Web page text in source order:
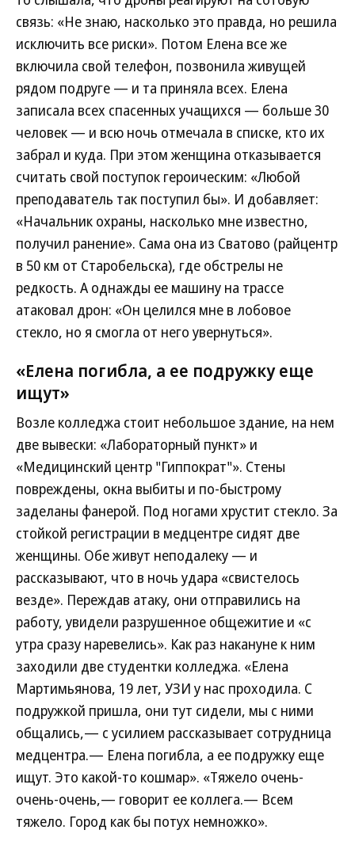
связь: «Не знаю, насколько это правда, но решила
исключить все риски». Потом Елена все же
включила свой телефон, позвонила живущей
рядом подруге — и та приняла всех. Елена
записала всех спасенных учащихся — больше 30
человек — и всю ночь отмечала в списке, кто их
забрал и куда. При этом женщина отказывается
считать свой поступок героическим: «Любой
преподаватель так поступил бы». И добавляет:
«Начальник охраны, насколько мне известно,
получил ранение». Сама она из Сватово (райцентр
в 50 км от Старобельска), где обстрелы не
редкость. А однажды ее машину на трассе
атаковал дрон: «Он целился мне в лобовое
стекло, но я смогла от него увернуться».
«Елена погибла, а ее подружку еще
ищут»
Возле колледжа стоит небольшое здание, на нем
две вывески: «Лабораторный пункт» и
«Медицинский центр "Гиппократ"». Стены
повреждены, окна выбиты и по-быстрому
заделаны фанерой. Под ногами хрустит стекло. За
стойкой регистрации в медцентре сидят две
женщины. Обе живут неподалеку — и
рассказывают, что в ночь удара «свистелось
везде». Переждав атаку, они отправились на
работу, увидели разрушенное общежитие и «с
утра сразу наревелись». Как раз накануне к ним
заходили две студентки колледжа. «Елена
Мартимьянова, 19 лет, УЗИ у нас проходила. С
подружкой пришла, они тут сидели, мы с ними
общались,— с усилием рассказывает сотрудница
медцентра.— Елена погибла, а ее подружку еще
ищут. Это какой-то кошмар». «Тяжело очень-
очень-очень,— говорит ее коллега.— Всем
тяжело. Город как бы потух немножко».